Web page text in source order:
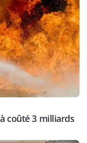
coûté 3 milliards